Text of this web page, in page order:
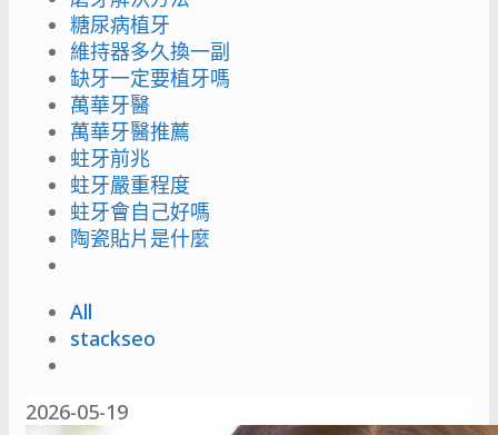
糖尿病植牙
維持器多久換一副
缺牙一定要植牙嗎
萬華牙醫
萬華牙醫推薦
蛀牙前兆
蛀牙嚴重程度
蛀牙會自己好嗎
陶瓷貼片是什麼
All
stackseo
2026-05-19